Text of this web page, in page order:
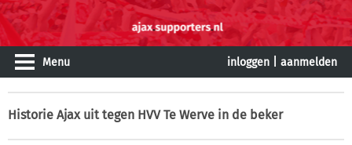
Menu inloggen aanmelden
Historie Ajax uit tegen HVV Te Werve in de beker